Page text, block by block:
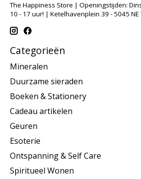
The Happiness Store | Openingstijden:
10 - 17 uur! | Ketelhavenplein 39 - 5045 NE
Categorieën
Mineralen
Duurzame sieraden
Boeken & Stationery
Cadeau artikelen
Geuren
Esoterie
Ontspanning & Self Care
Spiritueel Wonen